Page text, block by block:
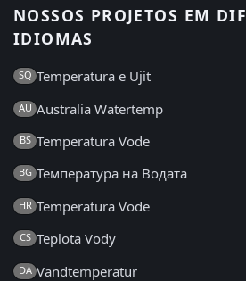
NOSSOS PROJETOS EM
IDIOMAS
SQ Temperatura e Ujit
AU Australia Watertemp
BS Temperatura Vode
BG Температура на Водата
HR Temperatura Vode
CS Teplota Vody
DA Vandtemperatur